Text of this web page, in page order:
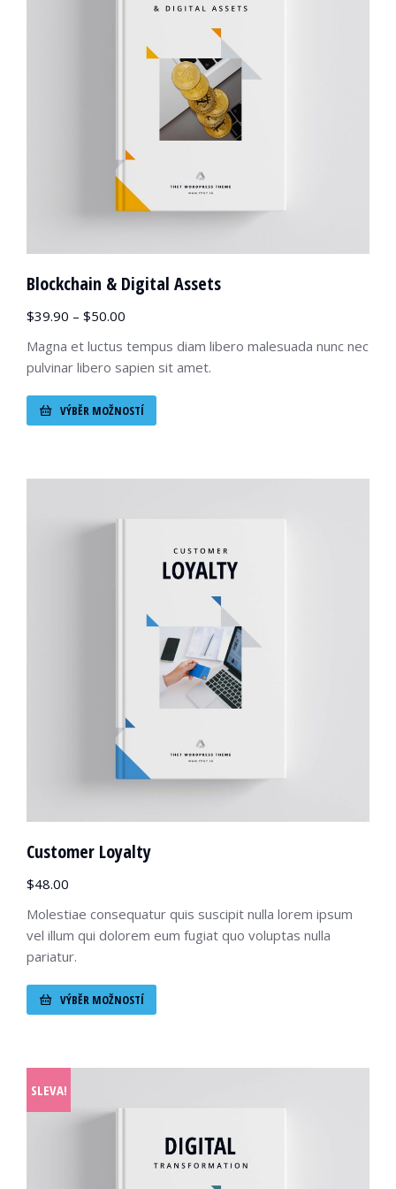
Blockchain & Digital Assets
$39.90 – $50.00
Magna et luctus tempus diam libero malesuada nunc nec
pulvinar libero sapien sit amet.
VÝBĚR MOŽNOSTÍ
Customer Loyalty
$48.00
Molestiae consequatur quis suscipit nulla lorem ipsum
vel illum qui dolorem eum fugiat quo voluptas nulla
pariatur.
VÝBĚR MOŽNOSTÍ
SLEVA!